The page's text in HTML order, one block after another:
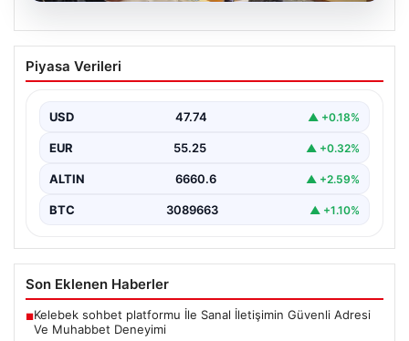
07.08.2026
TBMM Adalet Komisyonu’nda çerçeve
yasa görüşmesi tartışmalarla başladı
Toplumsal Bütünleşmenin Güçlendirilmesine Dair Kanun
Teklifi" adını…
Piyasa Verileri
USD 47.74 ▲ +0.18%
EUR 55.25 ▲ +0.32%
ALTIN 6660.6 ▲ +2.59%
BTC 3089663 ▲ +1.10%
Son Eklenen Haberler
■Kelebek sohbet platformu İle Sanal İletişimin Güvenli Adresi
Ve Muhabbet Deneyimi